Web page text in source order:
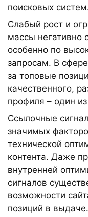
поисковых
Слабый рост и
массы негативно
особенно по
запросам. В
за топовые
качественного,
профиля – один
Ссылочные
значимых
технической
контента. Даже
внутренней
сигналов
возможности
позиций в выдаче.